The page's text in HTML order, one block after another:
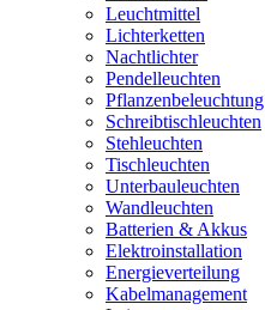
Leuchtmittel
Lichterketten
Nachtlichter
Pendelleuchten
Pflanzenbeleuchtung
Schreibtischleuchten
Stehleuchten
Tischleuchten
Unterbauleuchten
Wandleuchten
Batterien & Akkus
Elektroinstallation
Energieverteilung
Kabelmanagement